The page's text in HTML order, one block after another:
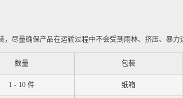
尽量确保产品在运输过程中不会受到雨林、挤压、暴力
数量 包装
1 - 10 件 纸箱